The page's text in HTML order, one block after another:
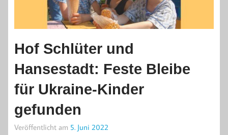
Hof Schlüter und
Hansestadt: Feste Bleibe
für Ukraine-Kinder
gefunden
Veröffentlicht am 5. Juni 2022